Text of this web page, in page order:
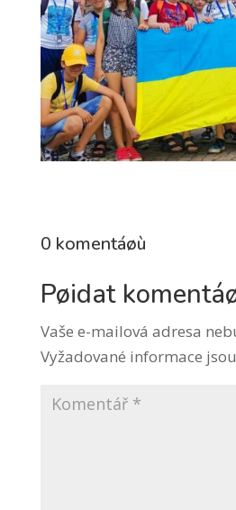
0 komentáøù
Pøidat
Vaše e-mailová adresa
Vyžadované informace